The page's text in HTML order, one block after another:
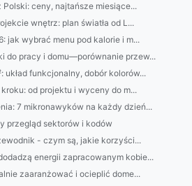
ceny, najtańsze miesiące...
wnętrz: plan światła od L...
jak wybrać menu pod kalorie i m...
do pracy i domu—porównanie przew...
układ funkcjonalny, dobór kolorów...
od projektu i wyceny do m...
7 mikronawyków na każdy dzień...
przegląd sektorów i kodów
- czym są, jakie korzyści...
energii zapracowanym kobie...
zaaranżować i ocieplić dome...